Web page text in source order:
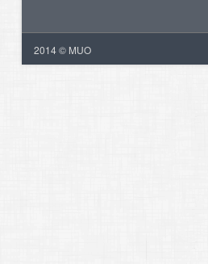
2014 © MUO